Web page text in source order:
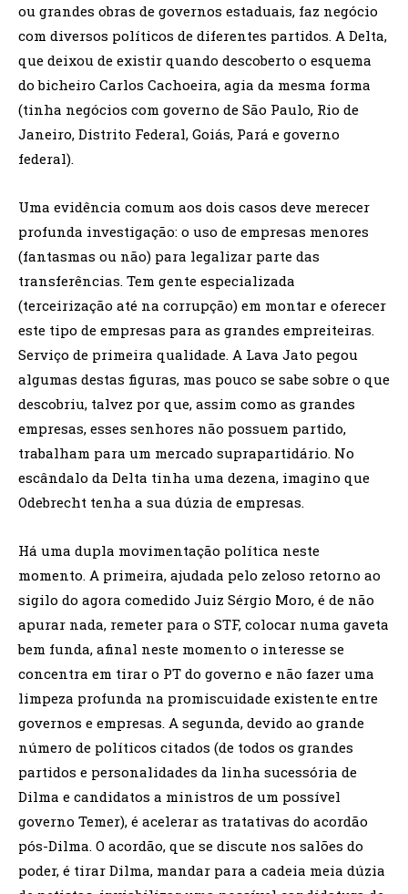
ou grandes obras de governos estaduais, faz negócio
com diversos políticos de diferentes partidos. A Delta,
que deixou de existir quando descoberto o esquema
do bicheiro Carlos Cachoeira, agia da mesma forma
(tinha negócios com governo de São Paulo, Rio de
Janeiro, Distrito Federal, Goiás, Pará e governo
federal).
Uma evidência comum aos dois casos deve merecer
profunda investigação: o uso de empresas menores
(fantasmas ou não) para legalizar parte das
transferências. Tem gente especializada
(terceirização até na corrupção) em montar e oferecer
este tipo de empresas para as grandes empreiteiras.
Serviço de primeira qualidade. A Lava Jato pegou
algumas destas figuras, mas pouco se sabe sobre o que
descobriu, talvez por que, assim como as grandes
empresas, esses senhores não possuem partido,
trabalham para um mercado suprapartidário. No
escândalo da Delta tinha uma dezena, imagino que
Odebrecht tenha a sua dúzia de empresas.
Há uma dupla movimentação política neste
momento. A primeira, ajudada pelo zeloso retorno ao
sigilo do agora comedido Juiz Sérgio Moro, é de não
apurar nada, remeter para o STF, colocar numa gaveta
bem funda, afinal neste momento o interesse se
concentra em tirar o PT do governo e não fazer uma
limpeza profunda na promiscuidade existente entre
governos e empresas. A segunda, devido ao grande
número de políticos citados (de todos os grandes
partidos e personalidades da linha sucessória de
Dilma e candidatos a ministros de um possível
governo Temer), é acelerar as tratativas do acordão
pós-Dilma. O acordão, que se discute nos salões do
poder, é tirar Dilma, mandar para a cadeia meia dúzia